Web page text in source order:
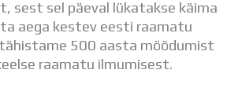
sest sel päeval lükatakse käima
aega kestev eesti raamatu
500 aasta möödumist
raamatu ilmumisest.